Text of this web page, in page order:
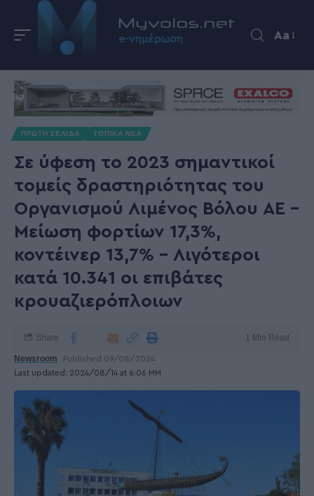
Aa
ΠΡΩΤΗ ΣΕΛΙΔΑ ΤΟΠΙΚΑ ΝΕΑ
Σε ύφεση το 2023 σημαντικοί
τομείς δραστηριότητας του
Οργανισμού Λιμένος Βόλου ΑΕ –
Μείωση φορτίων 17,3%,
κοντέινερ 13,7% – Λιγότεροι
κατά 10.341 οι επιβάτες
κρουαζιερόπλοιων
Last updated: 2024/08/14 at 6:06 ΜΜ
Newsroom Published 09/08/2024
Share 1 Min Read